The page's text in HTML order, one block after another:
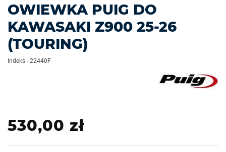
OWIEWKA PUIG DO
KAWASAKI Z900 25-26
(TOURING)
Indeks - 22440F
530,00 zł